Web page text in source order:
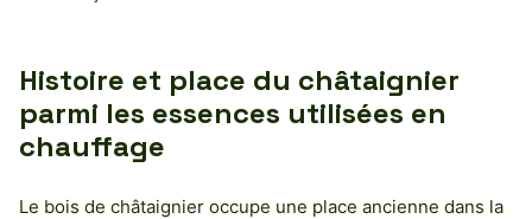
Histoire et place du châtaignier
parmi les essences utilisées en
chauffage
Le bois de châtaignier occupe une place ancienne dans la